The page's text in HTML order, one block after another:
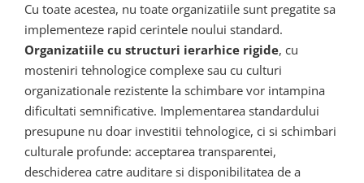
Cu toate acestea, nu toate organizatiile sunt pregatite sa
implementeze rapid cerintele noului standard.
Organizatiile cu structuri ierarhice rigide, cu
mosteniri tehnologice complexe sau cu culturi
organizationale rezistente la schimbare vor intampina
dificultati semnificative. Implementarea standardului
presupune nu doar investitii tehnologice, ci si schimbari
culturale profunde: acceptarea transparentei,
deschiderea catre auditare si disponibilitatea de a